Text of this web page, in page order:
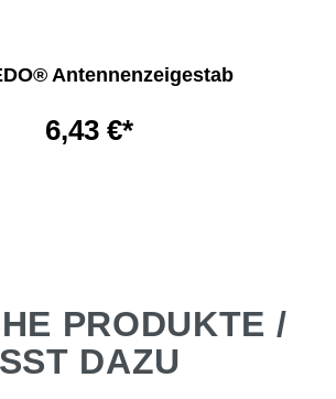
Antennenzeigestab
6,43 €*
PRODUKTE /
DAZU